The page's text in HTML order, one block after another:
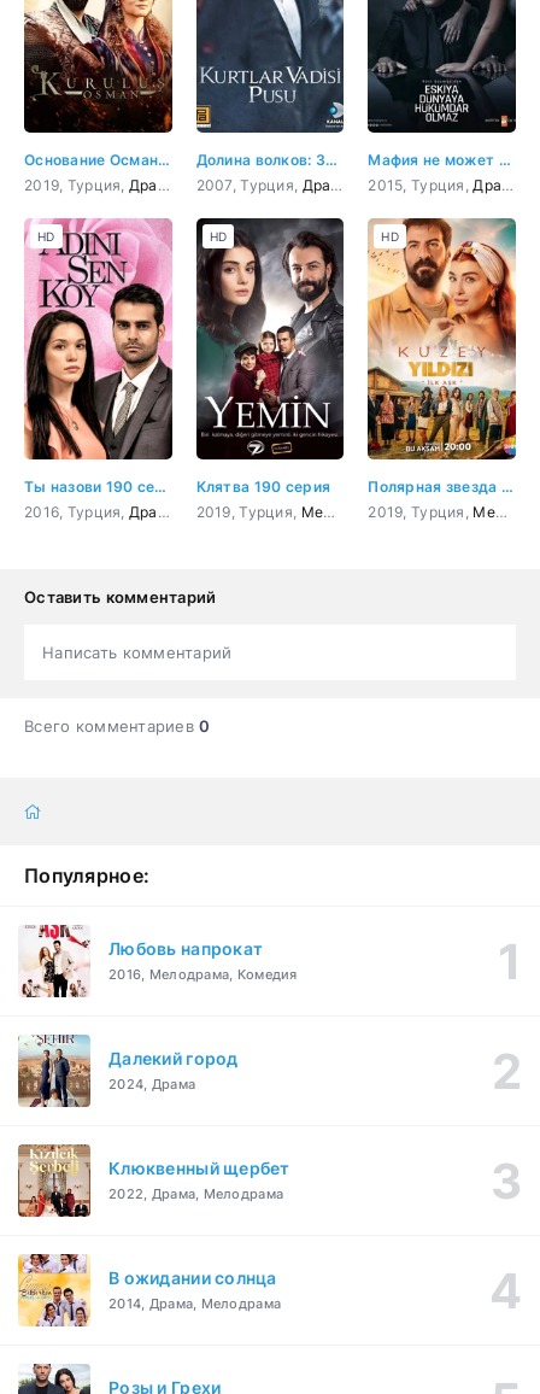
Основание Осман 190 серия
2019, Турция, Драма Боевик ,Приключения История,Военный
Долина волков: Западня 190 серия
2007, Турция, Драма Криминал, Триллер,
Мафия не может править миром 190 серия
2015, Турция, Драма
Ты назови 190 серия
2016, Турция, Драма Мелодрама
HD
Клятва 190 серия
2019, Турция, Мелодрама ,Драма
HD
Полярная звезда 190 серия
2019, Турция, Мелодрама
HD
Оставить комментарий
Написать комментарий
Всего комментариев0
Популярное:
Любовь напрокат
2016, Мелодрама, Комедия
Далекий город
2024, Драма
Клюквенный щербет
2022, Драма, Мелодрама
В ожидании солнца
2014, Драма, Мелодрама
Розы и Грехи